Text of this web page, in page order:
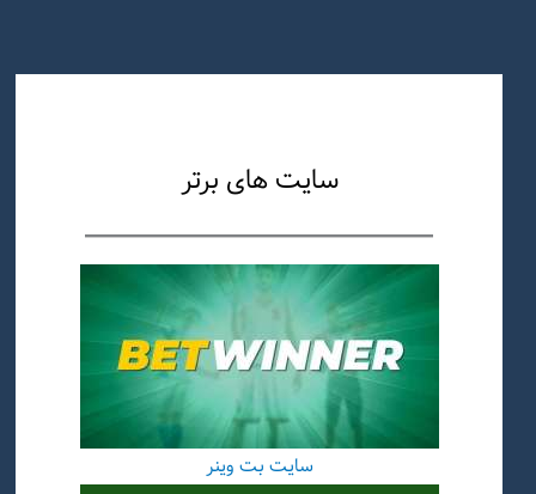
سایت های برتر
سایت بت وینر